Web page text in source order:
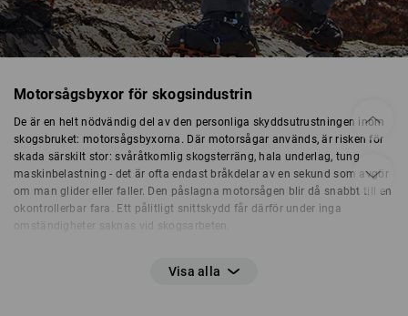
Motorsågsbyxor för skogsindustrin
De är en helt nödvändig del av den personliga skyddsutrustningen inom
skogsbruket: motorsågsbyxorna. Där motorsågar används, är risken för
skada särskilt stor: svåråtkomlig skogsterräng, hala underlag, tung
maskinbelastning - det är ofta endast bråkdelar av en sekund som avgör
om man glider eller faller. Den påslagna motorsågen blir då snabbt till en
okontrollerbar fara. Ett pålitligt snittskydd får därför under inga
omständigheter saknas vid skogsarbeten.
enligt EN ISO 11393-2:2019. Denna europeiska säkerhetsstandard